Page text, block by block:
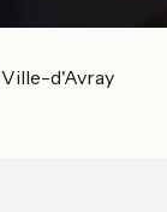
Ville-d'Avray